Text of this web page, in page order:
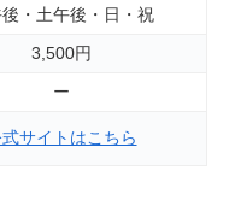
・土午後・日・祝
3,500円
ー
サイトはこちら